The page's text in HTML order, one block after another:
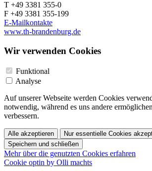
T +49 3381 355-0
F +49 3381 355-199
E-Mailkontakte
www.th-brandenburg.de
Wir verwenden Cookies
Funktional
Analyse
Auf unserer Webseite werden Cookies
notwendig, während es uns andere
verbessern.
Alle akzeptieren
Nur essentielle Cookies
Speichern und schließen
Mehr über die genutzten Cookies erfahren
Cookie optin by Olli machts